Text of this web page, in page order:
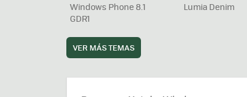
Windows Phone 8.1
GDR1
Lumia Denim
VER MÁS TEMAS